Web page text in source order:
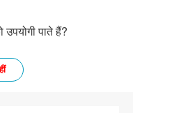
पाते हैं?